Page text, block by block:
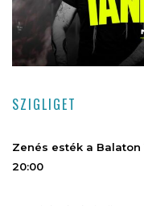
SZIGLIGET
Zenés esték a Balaton
20:00